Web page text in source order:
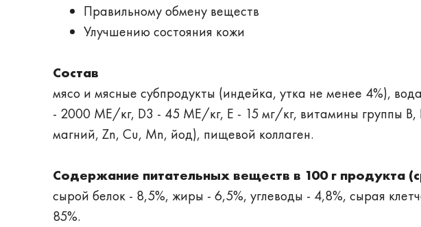
Правильному обмену веществ
Улучшению состояния кожи
Состав
мясо и мясные субпродукты (индейка, утка не менее 4%),
- 2000 ME/кг, D3 - 45 ME/кг, E - 15 мг/кг, витамины группы
магний, Zn, Cu, Mn, йод), пищевой коллаген.
Содержание питательных веществ в 100 г продукта
сырой белок - 8,5%, жиры - 6,5%, углеводы - 4,8%, сырая
85%.